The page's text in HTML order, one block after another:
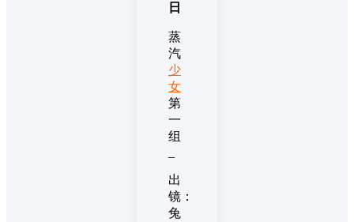
日
蒸
汽
少
女
第
一
组
出
镜：
兔